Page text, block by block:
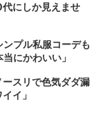
にしか見えませ
プル私服コーデも
にかわいい」
ースリで色気ダダ漏
イ」